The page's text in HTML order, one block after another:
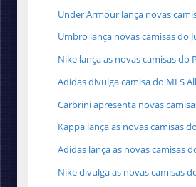
Under Armour lança novas
Umbro lança novas camisas do
Nike lança as novas camisas do
Adidas divulga camisa do MLS
Carbrini apresenta novas
Kappa lança as novas camisas
Adidas lança as novas camisas
Nike divulga as novas camisas